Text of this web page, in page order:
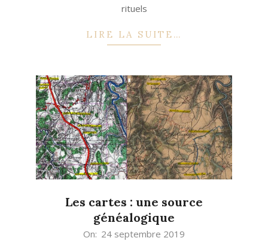
rituels
LIRE LA SUITE…
Les cartes : une source
généalogique
On: 24 septembre 2019